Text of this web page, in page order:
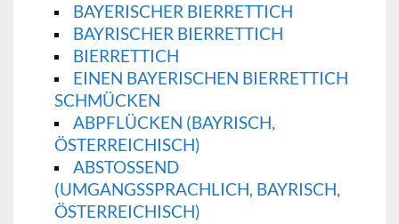
BAYERISCHER BIERRETTICH
BAYRISCHER BIERRETTICH
BIERRETTICH
EINEN BAYERISCHEN BIERRETTICH
SCHMÜCKEN
ABPFLÜCKEN (BAYRISCH,
ÖSTERREICHISCH)
ABSTOSSEND (
UMGANGSSPRACHLICH, BAYRISCH, Ö
STERREICHISCH)